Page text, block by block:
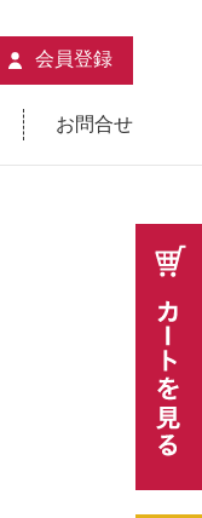
会員登録
お問合せ